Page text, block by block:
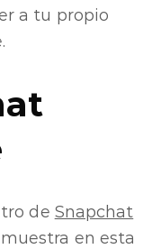
a tu propio
de Snapchat
en esta